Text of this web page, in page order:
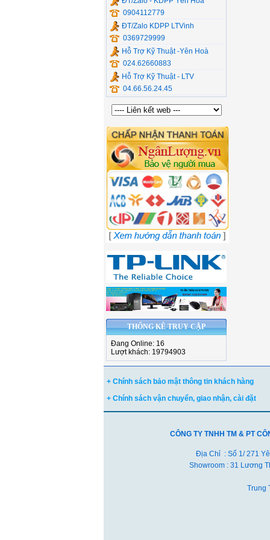
0904112779
ĐT/Zalo KDPP LTVinh
0369729999
Hỗ Trợ Kỹ Thuật -Yên Hoà
024.62660883
Hỗ Trợ Kỹ Thuật - LTV
04.66.56.24.45
THỐNG KÊ TRUY CẬP
Đang Online: 16
Lượt khách: 19794903
+ Chính sách bảo mật thông tin khách hàng
+ Chính sách vận chuyển, giao nhận, cài đặt
CÔNG TY TNHH TM & PT
Địa Chỉ : Số 1/ 271
Showroom : 31 Lương
Trung